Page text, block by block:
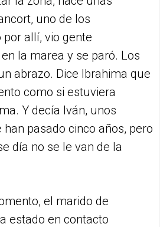
uno de los
allí, vio gente
la marea y se paró. Los
abrazo. Dice Ibrahima que
como si estuviera
Y decía Iván, unos
pasado cinco años, pero
día no se le van de la
el marido de
estado en contacto